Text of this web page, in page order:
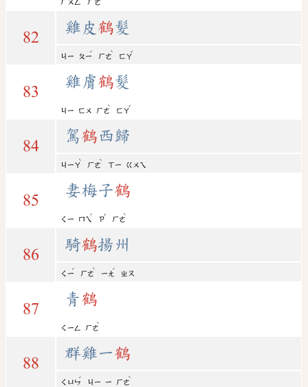
ㄏㄨㄥ ㄏㄜ
82
雞皮 鶴髮
ㄐㄧ ㄆㄧ
ˊ
ㄏㄜ
ˋ
ㄈㄚ
ˇ
83
雞膚鶴髮
ㄐㄧ ㄈㄨ ㄏㄜ
ˋ
ㄈㄚ
ˇ
84
駕鶴西歸
ㄐㄧㄚ
ˋ
ㄏㄜ
ˋ
ㄒㄧ ㄍㄨㄟ
85
妻梅子鶴
ㄑㄧ ㄇㄟ
ˊ
ㄗ
ˇ
ㄏㄜ
ˋ
86
騎鶴揚州
ㄑㄧ
ˊ
ㄏㄜ
ˋ
ㄧㄤ
ˊ
ㄓㄡ
87
青鶴
ㄑㄧㄥ ㄏㄜ
ˋ
88
群雞一鶴
ㄑㄩㄣ
ˊ
ㄐㄧ ㄧ ㄏㄜ
ˋ